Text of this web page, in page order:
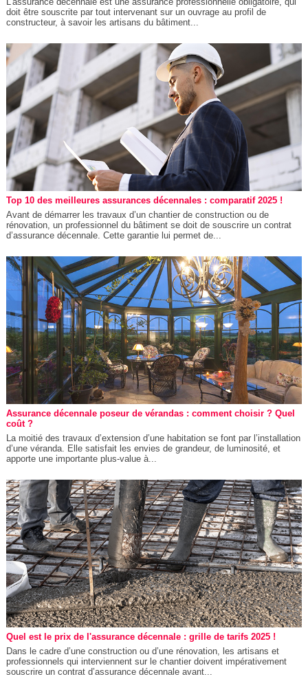
doit être souscrite par tout intervenant sur un ouvrage au profil de
constructeur, à savoir les artisans du bâtiment...
Top 10 des meilleures assurances décennales : comparatif 2025 !
Avant de démarrer les travaux d’un chantier de construction ou de
rénovation, un professionnel du bâtiment se doit de souscrire un contrat
d’assurance décennale. Cette garantie lui permet de...
Assurance décennale poseur de vérandas : comment choisir ? Quel
coût ?
La moitié des travaux d’extension d’une habitation se font par l’installation
d’une véranda. Elle satisfait les envies de grandeur, de luminosité, et
apporte une importante plus-value à...
Quel est le prix de l'assurance décennale : grille de tarifs 2025 !
Dans le cadre d’une construction ou d’une rénovation, les artisans et
professionnels qui interviennent sur le chantier doivent impérativement
souscrire un contrat d’assurance décennale avant...